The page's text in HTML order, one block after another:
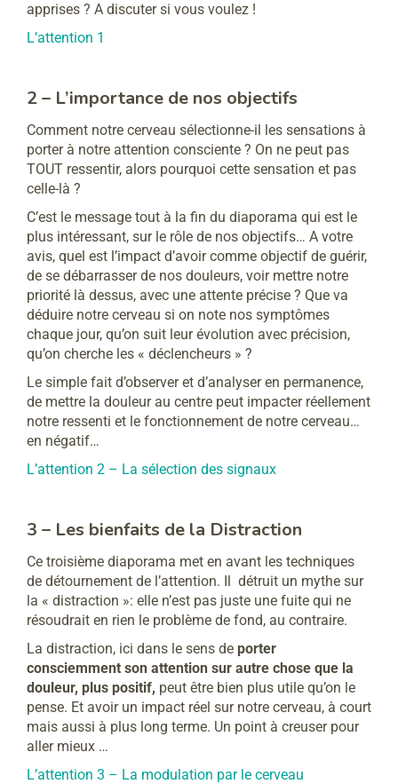
apprises ? A discuter si vous voulez !
L’attention 1
2 – L’importance de nos objectifs
Comment notre cerveau sélectionne-il les sensations à
porter à notre attention consciente ? On ne peut pas
TOUT ressentir, alors pourquoi cette sensation et pas
celle-là ?
C’est le message tout à la fin du diaporama qui est le
plus intéressant, sur le rôle de nos objectifs… A votre
avis, quel est l’impact d’avoir comme objectif de guérir,
de se débarrasser de nos douleurs, voir mettre notre
priorité là dessus, avec une attente précise ? Que va
déduire notre cerveau si on note nos symptômes
chaque jour, qu’on suit leur évolution avec précision,
qu’on cherche les « déclencheurs » ?
Le simple fait d’observer et d’analyser en permanence,
de mettre la douleur au centre peut impacter réellement
notre ressenti et le fonctionnement de notre cerveau…
en négatif…
L’attention 2 – La sélection des signaux
3 – Les bienfaits de la Distraction
Ce troisième diaporama met en avant les techniques
de détournement de l’attention. Il détruit un mythe sur
la « distraction »: elle n’est pas juste une fuite qui ne
résoudrait en rien le problème de fond, au contraire.
La distraction, ici dans le sens de porter
consciemment son attention sur autre chose que la
douleur, plus positif, peut être bien plus utile qu’on le
pense. Et avoir un impact réel sur notre cerveau, à court
mais aussi à plus long terme. Un point à creuser pour
aller mieux …
L’attention 3 – La modulation par le cerveau